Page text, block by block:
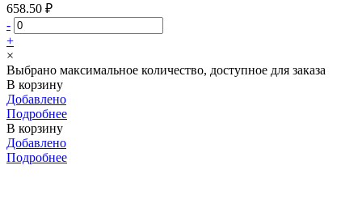
658.50 ₽
-
+
×
Выбрано максимальное количество, доступное для заказа
В корзину
Добавлено
Подробнее
В корзину
Добавлено
Подробнее